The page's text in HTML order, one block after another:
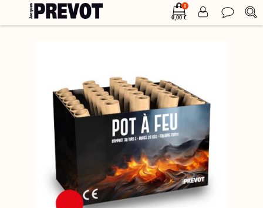
0
0,00 €